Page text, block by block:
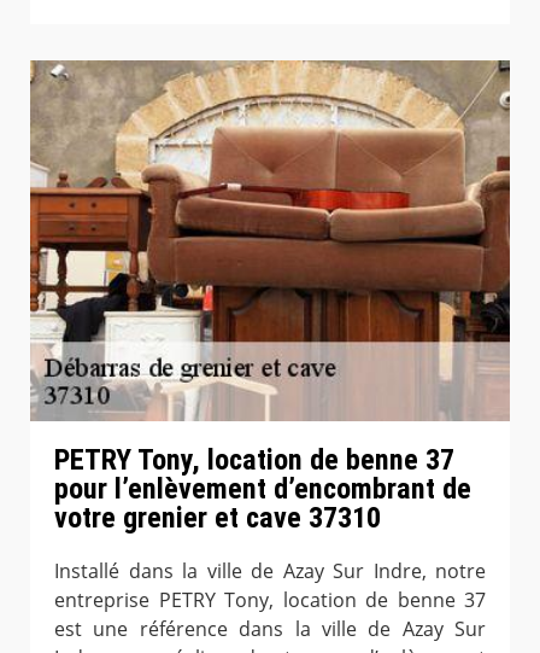
PETRY Tony, location de benne 37
pour l’enlèvement d’encombrant de
votre grenier et cave 37310
Installé dans la ville de Azay Sur Indre, notre
entreprise PETRY Tony, location de benne 37
est une référence dans la ville de Azay Sur